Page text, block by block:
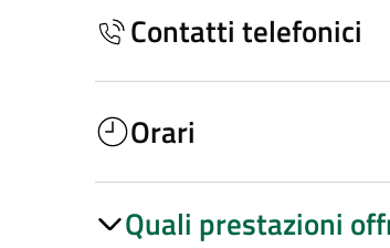
Contatti telefonici
Orari
Quali prestazioni